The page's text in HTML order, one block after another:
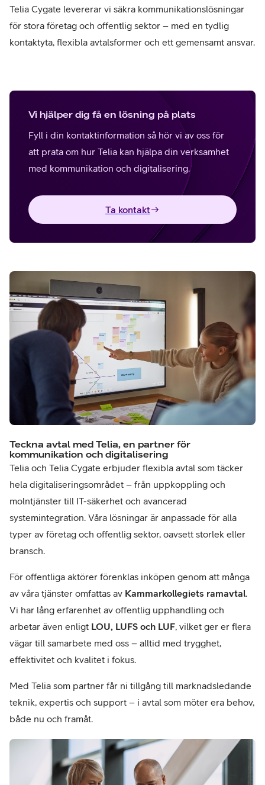
Telia Cygate levererar vi säkra kommunikationslösningar
för stora företag och offentlig sektor – med en tydlig
kontaktyta, flexibla avtalsformer och ett gemensamt ansvar.
Vi hjälper dig få en lösning på plats
Fyll i din kontaktinformation så hör vi av oss för
att prata om hur Telia kan hjälpa din verksamhet
med kommunikation och digitalisering.
Ta kontakt
Teckna avtal med Telia, en partner för
kommunikation och digitalisering
Telia och Telia Cygate erbjuder flexibla avtal som täcker
hela digitaliseringsområdet – från uppkoppling och
molntjänster till IT-säkerhet och avancerad
systemintegration. Våra lösningar är anpassade för alla
typer av företag och offentlig sektor, oavsett storlek eller
bransch.
För offentliga aktörer förenklas inköpen genom att många
av våra tjänster omfattas av Kammarkollegiets ramavtal.
Vi har lång erfarenhet av offentlig upphandling och
arbetar även enligt LOU, LUFS och LUF, vilket ger er flera
vägar till samarbete med oss – alltid med trygghet,
effektivitet och kvalitet i fokus.
Med Telia som partner får ni tillgång till marknadsledande
teknik, expertis och support – i avtal som möter era behov,
både nu och framåt.